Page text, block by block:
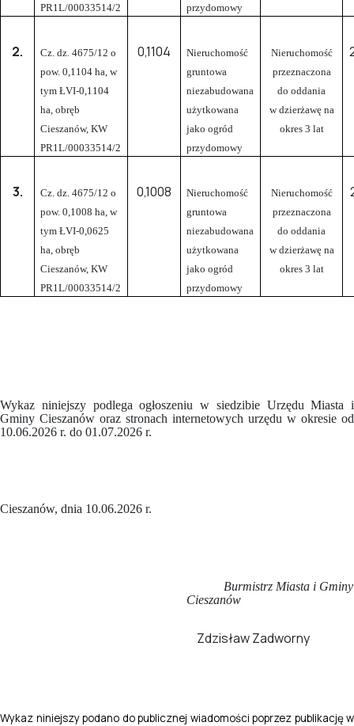
PR1L/00033514/2
przydomowy
2.
Cz. dz. 4675/12 o
pow. 0,1104 ha, w
tym ŁVI-0,1104
ha, obręb
Cieszanów, KW
PR1L/00033514/2
0,1104
Nieruchomość
gruntowa
niezabudowana
użytkowana
jako ogród
przydomowy
Nieruchomość
przeznaczona
do oddania
w dzierżawę na
okres 3 lat
3.
Cz. dz. 4675/12 o
pow. 0,1008 ha, w
tym ŁVI-0,0625
ha, obręb
Cieszanów, KW
PR1L/00033514/2
0,1008
Nieruchomość
gruntowa
niezabudowana
użytkowana
jako ogród
przydomowy
Nieruchomość
przeznaczona
do oddania
w dzierżawę na
okres 3 lat
Wykaz niniejszy podlega ogłoszeniu w siedzibie Urzędu Miasta i
Gminy Cieszanów oraz stronach internetowych urzędu w okresie od
10.06.2026 r. do 01.07.2026 r.
Cieszanów, dnia 10.06.2026 r.
Burmistrz Miasta i Gminy
Cieszanów
Zdzisław Zadworny
Wykaz niniejszy podano do publicznej wiadomości poprzez publikację w